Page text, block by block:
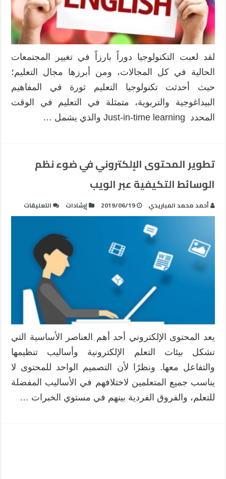
لقد لعبت التكنولوجيا دوراً بارزاً في تغيير المجتمعات
الحالية في كل المجالات، ومن أبرزها مجال التعليم؛
حيث أحدثت تكنولوجيا التعليم ثورة في المفاهيم
البيداغوجية والتربوية، متمثلة في التعليم في الوقت
المحدد Just-in-time learning والذي يشمل …
تطوير المحتوى الإلكتروني في ضوء نظم
الوسائط التكيفية عبر الويب
أحمد محمد المباريدي 2019/06/19 إرشادات التعليقات
تطوير
مغلقة
يعد المحتوى الإلكتروني أحد أهم العناصر الأساسية التي
تشكل بيئات التعلم الإلكترونية وأساليب تنظيمها
والتفاعل معها. ونظرًا لأن التصميم الواحد للمحتوى لا
يناسب جميع المتعلمين لاختلافهم في الأساليب المفضلة
للتعلم، والفروق الفردية بينهم في مستوي الخبرات …